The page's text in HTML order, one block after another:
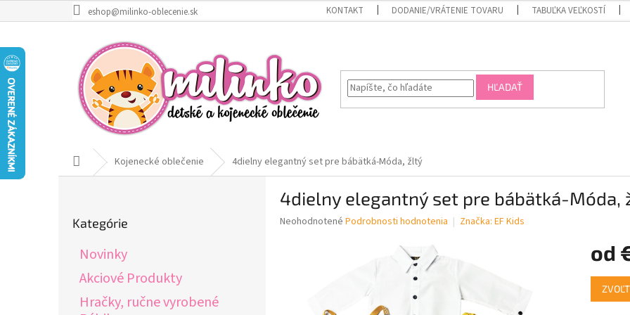
na
eshop@milinko-oblecenie.sk KONTAKT DODANIE/VRÁTENIE TOVARU TABUĽKA VEĽKOSTÍ
HĽADAŤ
DomovKojenecké oblečenie 4dielny elegantný set pre bábätká-Móda, žltý
kategórie
Kategórie
Novinky
Akciové Produkty
Hračky, ručne vyrobené
4dielny elegantný set pre bábätká-Móda,
Priemerné
Neohodnotené Podrobnosti hodnotenia Značka: EF Kids
od
cena: